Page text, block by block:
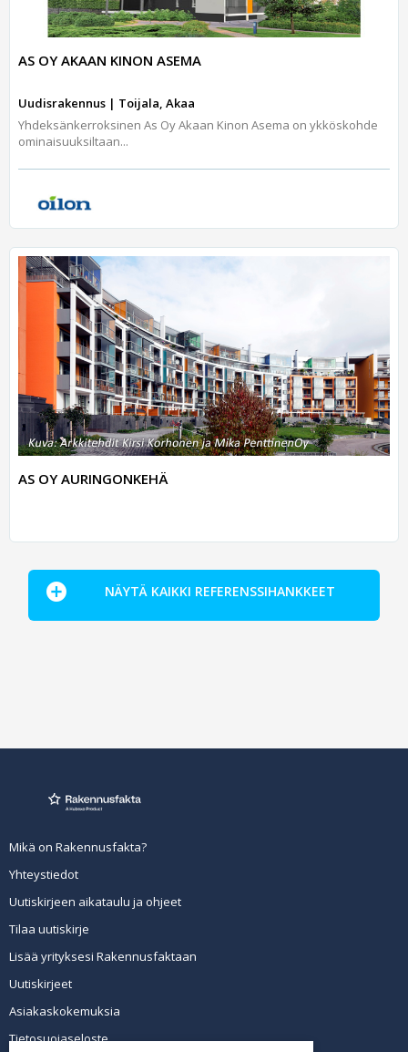
AS OY AKAAN KINON ASEMA
Uudisrakennus | Toijala, Akaa
Yhdeksänkerroksinen As Oy Akaan Kinon Asema on ykköskohde
ominaisuuksiltaan...
AS OY AURINGONKEHÄ
NÄYTÄ KAIKKI REFERENSSIHANKKEET
Mikä on Rakennusfakta?
Yhteystiedot
Uutiskirjeen aikataulu ja ohjeet
Tilaa uutiskirje
Lisää yrityksesi Rakennusfaktaan
Uutiskirjeet
Asiakaskokemuksia
Tietosuojaseloste